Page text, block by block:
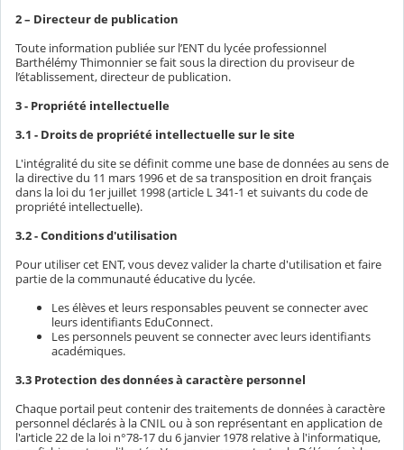
2 – Directeur de publication
Toute information publiée sur l’ENT du lycée professionnel
Barthélémy Thimonnier se fait sous la direction du proviseur de
l’établissement, directeur de publication.
3 - Propriété intellectuelle
3.1 - Droits de propriété intellectuelle sur le site
L'intégralité du site se définit comme une base de données au sens de
la directive du 11 mars 1996 et de sa transposition en droit français
dans la loi du 1er juillet 1998 (article L 341-1 et suivants du code de
propriété intellectuelle).
3.2 - Conditions d'utilisation
Pour utiliser cet ENT, vous devez valider la charte d'utilisation et faire
partie de la communauté éducative du lycée.
Les élèves et leurs responsables peuvent se connecter avec
leurs identifiants EduConnect.
Les personnels peuvent se connecter avec leurs identifiants
académiques.
3.3 Protection des données à caractère personnel
Chaque portail peut contenir des traitements de données à caractère
personnel déclarés à la CNIL ou à son représentant en application de
l'article 22 de la loi n°78-17 du 6 janvier 1978 relative à l'informatique,